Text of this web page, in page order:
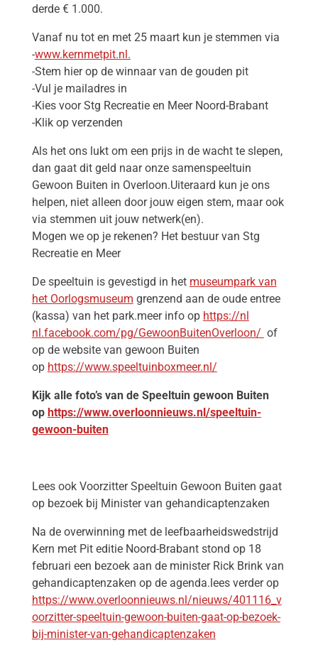
derde € 1.000.
Vanaf nu tot en met 25 maart kun je stemmen via
-www.kernmetpit.nl.
-Stem hier op de winnaar van de gouden pit
-Vul je mailadres in
-Kies voor Stg Recreatie en Meer Noord-Brabant
-Klik op verzenden
Als het ons lukt om een prijs in de wacht te slepen,
dan gaat dit geld naar onze samenspeeltuin
Gewoon Buiten in Overloon.Uiteraard kun je ons
helpen, niet alleen door jouw eigen stem, maar ook
via stemmen uit jouw netwerk(en).
Mogen we op je rekenen? Het bestuur van Stg
Recreatie en Meer
De speeltuin is gevestigd in het museumpark van
het Oorlogsmuseum grenzend aan de oude entree
(kassa) van het park.meer info op https://nl
nl.facebook.com/pg/GewoonBuitenOverloon/ of
op de website van gewoon Buiten
op https://www.speeltuinboxmeer.nl/
Kijk alle foto’s van de Speeltuin gewoon Buiten
op https://www.overloonnieuws.nl/speeltuin-
gewoon-buiten
Lees ook Voorzitter Speeltuin Gewoon Buiten gaat
op bezoek bij Minister van gehandicaptenzaken
Na de overwinning met de leefbaarheidswedstrijd
Kern met Pit editie Noord-Brabant stond op 18
februari een bezoek aan de minister Rick Brink van
gehandicaptenzaken op de agenda.lees verder op
https://www.overloonnieuws.nl/nieuws/401116_v
oorzitter-speeltuin-gewoon-buiten-gaat-op-bezoek-
bij-minister-van-gehandicaptenzaken